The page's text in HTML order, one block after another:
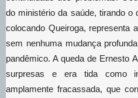
do ministério da saúde, tirando o
colocando Queiroga, representa
sem nenhuma mudança
pandêmico. A queda de Ernesto
surpresas e era tida como
amplamente fracassada, que